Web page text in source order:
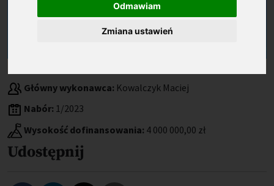
Odmawiam
Zmiana ustawień
Główny wykonawca: Kowalczyk Maciej
Nabór: 1/2023
Wysokość dofinansowania: 4 000 000,00 zł
Udostępnij